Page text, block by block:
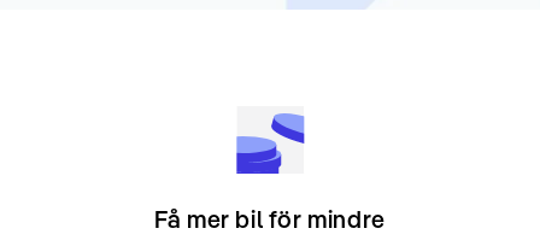
Få mer bil för mindre